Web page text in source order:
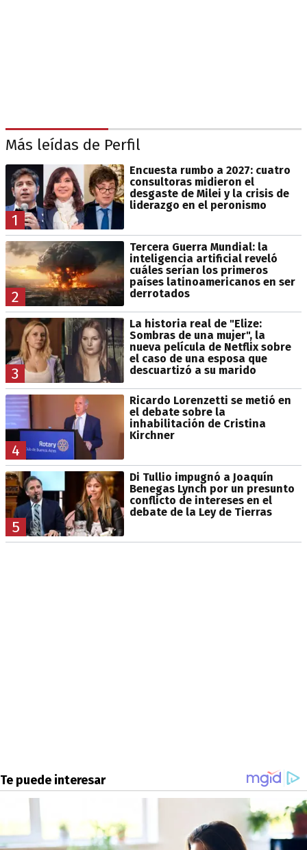
Más leídas de Perfil
1
Encuesta rumbo a 2027: cuatro
consultoras midieron el
desgaste de Milei y la crisis de
liderazgo en el peronismo
2
Tercera Guerra Mundial: la
inteligencia artificial reveló
cuáles serían los primeros
países latinoamericanos en ser
derrotados
3
La historia real de "Elize:
Sombras de una mujer", la
nueva película de Netflix sobre
el caso de una esposa que
descuartizó a su marido
4
Ricardo Lorenzetti se metió en
el debate sobre la
inhabilitación de Cristina
Kirchner
5
Di Tullio impugnó a Joaquín
Benegas Lynch por un presunto
conflicto de intereses en el
debate de la Ley de Tierras